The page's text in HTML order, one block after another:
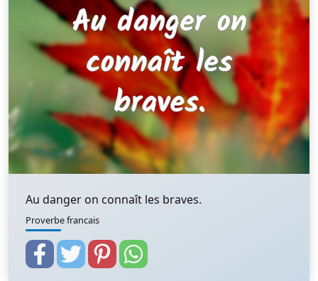
Au danger on connaît les braves.
Proverbe francais